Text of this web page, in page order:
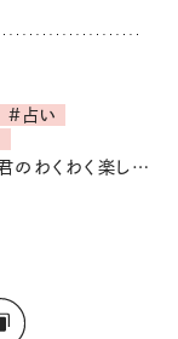
#占い
連載:【今週の12星座週間占い】おぱんつ君のわくわく楽しい一週間占い